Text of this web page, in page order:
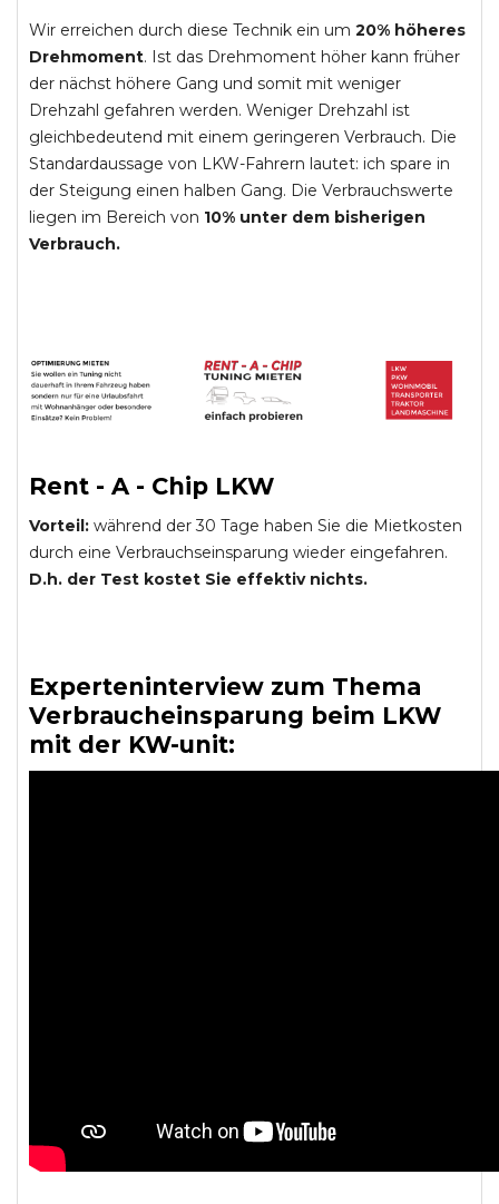
Wir erreichen durch diese Technik ein um 20% höheres
Drehmoment. Ist das Drehmoment höher kann früher
der nächst höhere Gang und somit mit weniger
Drehzahl gefahren werden. Weniger Drehzahl ist
gleichbedeutend mit einem geringeren Verbrauch. Die
Standardaussage von LKW-Fahrern lautet: ich spare in
der Steigung einen halben Gang. Die Verbrauchswerte
liegen im Bereich von 10% unter dem bisherigen
Verbrauch.
Rent - A - Chip LKW
Vorteil: während der 30 Tage haben Sie die Mietkosten
durch eine Verbrauchseinsparung wieder eingefahren.
D.h. der Test kostet Sie effektiv nichts.
Experteninterview zum Thema
Verbraucheinsparung beim LKW
mit der KW-unit: